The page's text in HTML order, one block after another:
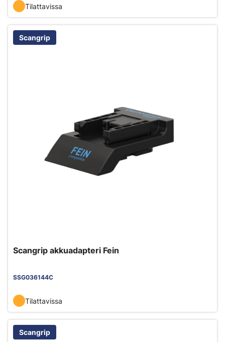
Tilattavissa
Scangrip
Scangrip akkuadapteri Fein
SSG036144C
Tilattavissa
Scangrip